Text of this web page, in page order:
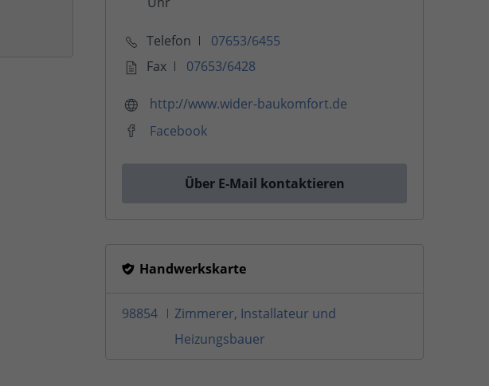
Telefon
07653/6455
Fax
07653/6428
http://www.wider-baukomfort.de
Facebook
Über E-Mail kontaktieren
Handwerkskarte
98854
Zimmerer, Installateur und
Heizungsbauer